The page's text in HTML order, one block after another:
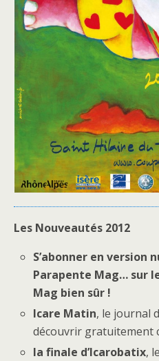
Les Nouveautés 2012
S’abonner en version
Parapente Mag… sur
Mag bien sûr !
Icare Matin, le journal
découvrir gratuitement
la finale d’Icarobatix,